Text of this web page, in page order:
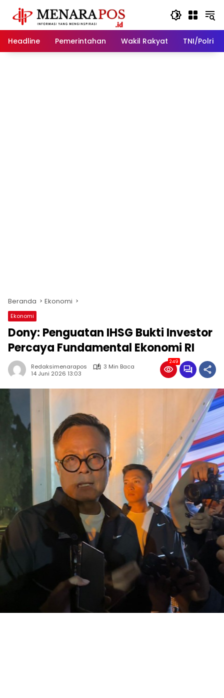
konten
Headline
Pemerintahan Wakil Rakyat TNI/Polri
Beranda Ekonomi
Ekonomi
Dony: Penguatan IHSG Bukti Investor
Percaya Fundamental Ekonomi RI
Redaksimenarapos
3 Min Baca
14 Juni 2026 13:03
249